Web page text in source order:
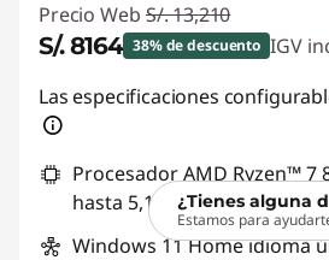
Precio Web S/. 13,210
S/. 8164 38% de descuento IGV
Ahorros instantáneos :-S/.
Las especificaciones
Procesador AMD Ryzen™ 7
hasta 5,10 GHz)
Windows 11 Home idioma
¿Tienes alguna
Estamos para